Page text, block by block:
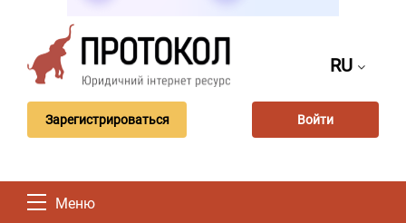
RU
Зарегистрироваться Войти
Меню